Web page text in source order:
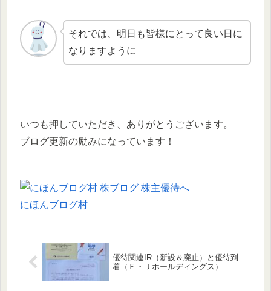
それでは、明日も皆様にとって良い日に
なりますように
いつも押していただき、ありがとうございます。
ブログ更新の励みになっています！
にほんブログ村
優待関連IR（新設＆廃止）と優待到
着（Ｅ・Ｊホールディングス）